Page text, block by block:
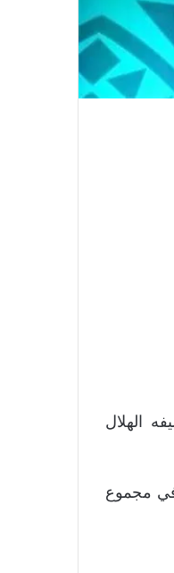
الهلال
الذهاب بالتعادل الإيجابي بهدف لمثله، ليتأهل في الفريق المغربي بنتيجة 2/1 في مجموع